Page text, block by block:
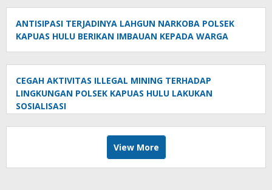
ANTISIPASI TERJADINYA LAHGUN NARKOBA POLSEK
KAPUAS HULU BERIKAN IMBAUAN KEPADA WARGA
CEGAH AKTIVITAS ILLEGAL MINING TERHADAP
LINGKUNGAN POLSEK KAPUAS HULU LAKUKAN
SOSIALISASI
View More